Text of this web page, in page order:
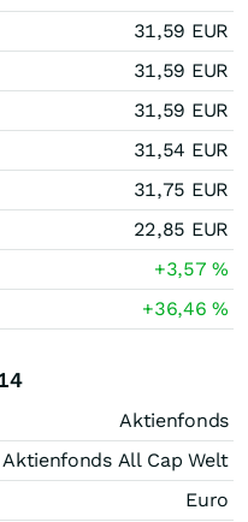
31,59 EUR
31,59 EUR
31,59 EUR
31,54 EUR
31,75 EUR
22,85 EUR
+3,57%
+36,46%
Aktienfonds
Aktienfonds All Cap Welt
Euro